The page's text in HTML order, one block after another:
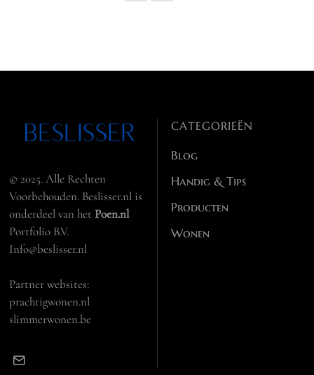
© 2025. Alle Rechten
Voorbehouden. Beslisser.nl is
onderdeel van hetPoen.nl
Portfolio B.V.
Info@beslisser.nl
Partner websites:
prachtigwonen.nl
slimmerwonen.be
CATEGORIEËN
Blog
Handig & Tips
Producten
Wonen